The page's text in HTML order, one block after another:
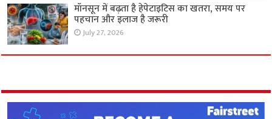
मॉनसून में बढ़ता है हेपेटाइटिस का खतरा, समय पर
पहचान और इलाज है जरूरी
July 27, 2026